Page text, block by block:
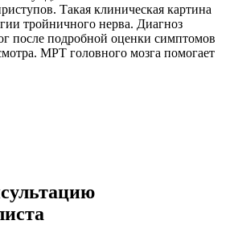
Такая клиническая картина
тройничного нерва. Диагноз
после подробной оценки симптомов
МРТ головного мозга помогает